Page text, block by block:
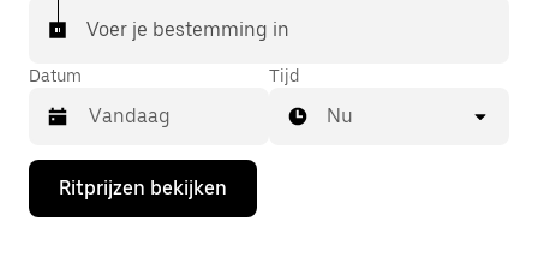
Voer je bestemming in
Datum
Druk
de
Tijd
Nu
Ritprijzen bekijken